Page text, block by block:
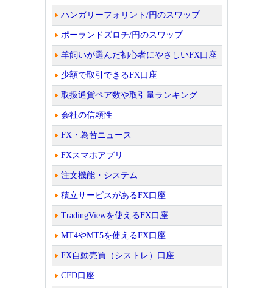
ハンガリーフォリント/円のスワップ
ポーランドズロチ/円のスワップ
羊飼いが選んだ初心者にやさしいFX口座
少額で取引できるFX口座
取扱通貨ペア数や取引量ランキング
会社の信頼性
FX・為替ニュース
FXスマホアプリ
注文機能・システム
積立サービスがあるFX口座
TradingViewを使えるFX口座
MT4やMT5を使えるFX口座
FX自動売買（シストレ）口座
CFD口座